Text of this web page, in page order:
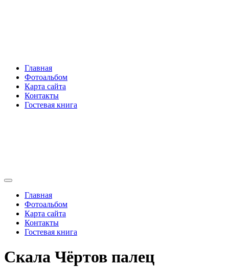
Главная
Фотоальбом
Карта сайта
Контакты
Гостевая книга
Главная
Фотоальбом
Карта сайта
Контакты
Гостевая книга
Скала Чёртов палец